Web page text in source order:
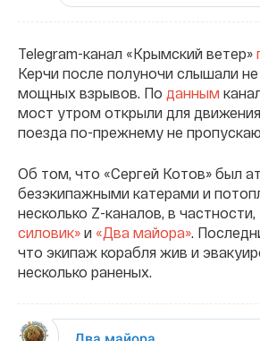
Telegram-канал «Крымский ветер»
Керчи после полуночи слышали
мощных взрывов. По данным
мост утром открыли для
поезда по-прежнему не
Об том, что «Сергей Котов» был
безэкипажными катерами и
несколько Z-каналов, в частности,
силовик» и «Два майора» .
что экипаж корабля жив и
несколько раненых.